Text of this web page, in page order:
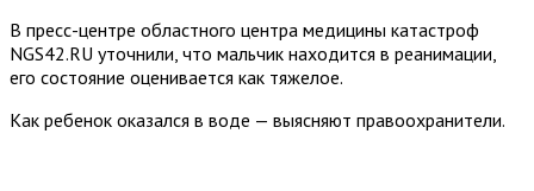
В пресс-центре областного центра медицины катастроф
NGS42.RU уточнили, что мальчик находится в реанимации,
его состояние оценивается как тяжелое.
Как ребенок оказался в воде — выясняют правоохранители.